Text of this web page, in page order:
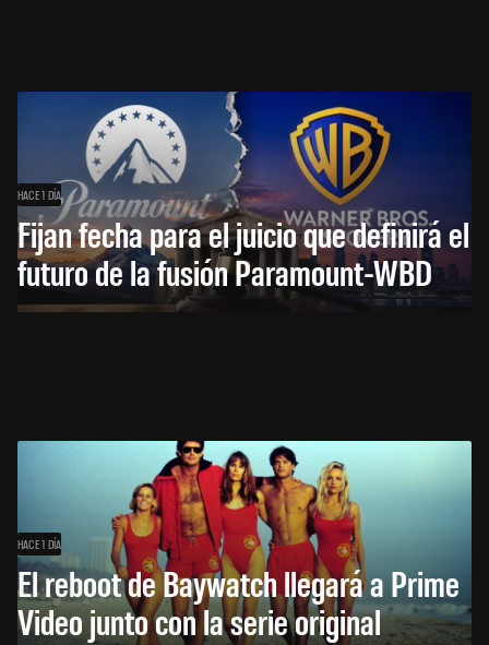
HACE 1 DÍA
Fijan fecha para el juicio que definirá el
futuro de la fusión Paramount-WBD
HACE 1 DÍA
El reboot de Baywatch llegará a Prime
Video junto con la serie original